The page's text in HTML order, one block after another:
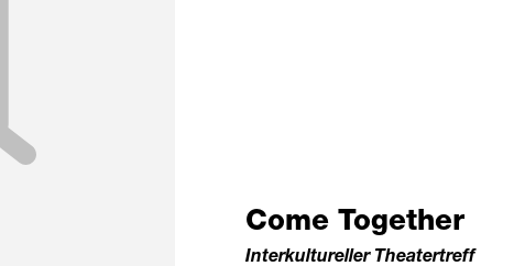
Come Together
Interkultureller Theatertreff